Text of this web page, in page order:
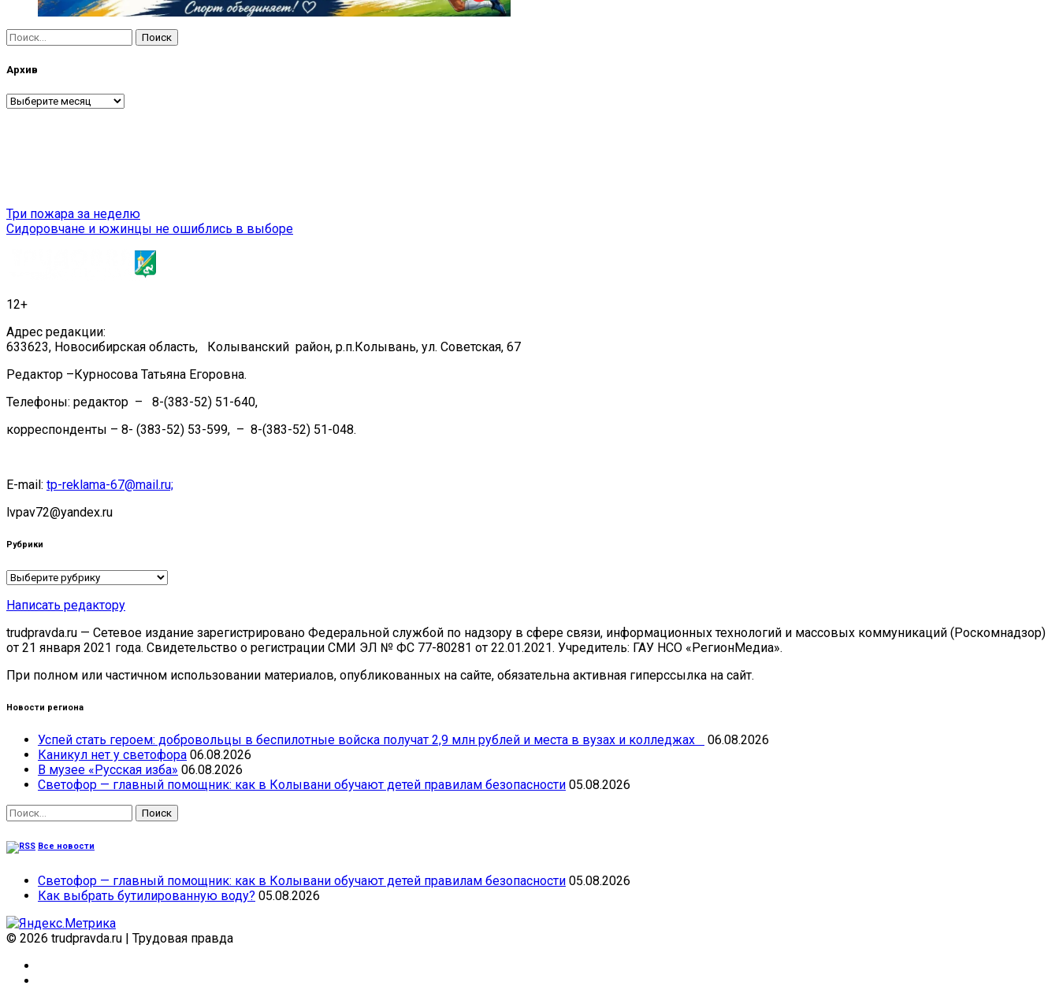
Найти:
Архив
Архив
Навигация
по
Три пожара за неделю
Сидоровчане и южинцы не ошиблись в выборе
12+
Адрес редакции:
633623, Новосибирская область, Колыванский район, р.п.Колывань, ул. Советская, 67
Редактор –Курносова Татьяна Егоровна.
Телефоны: редактор – 8-(383-52) 51-640,
корреспонденты – 8- (383-52) 53-599, – 8-(383-52) 51-048.
E-mail: tp-reklama-67@mail.ru;
lvpav72@yandex.ru
Рубрики
Рубрики
Написать редактору
trudpravda.ru — Сетевое издание зарегистрировано Федеральной службой по надзору в сфере связи, информационных технологий и массовых коммуникаций (Роскомнадзор)
от 21 января 2021 года. Свидетельство о регистрации СМИ ЭЛ № ФС 77-80281 от 22.01.2021. Учредитель: ГАУ НСО «РегионМедиа».
При полном или частичном использовании материалов, опубликованных на сайте, обязательна активная гиперссылка на сайт.
Новости региона
Успей стать героем: добровольцы в беспилотные войска получат 2,9 млн рублей и места в вузах и колледжах
06.08.2026
Каникул нет у светофора 06.08.2026
В музее «Русская изба» 06.08.2026
Светофор — главный помощник: как в Колывани обучают детей правилам безопасности 05.08.2026
Найти:
Все новости
Светофор — главный помощник: как в Колывани обучают детей правилам безопасности 05.08.2026
Как выбрать бутилированную воду? 05.08.2026
© 2026 trudpravda.ru | Трудовая правда